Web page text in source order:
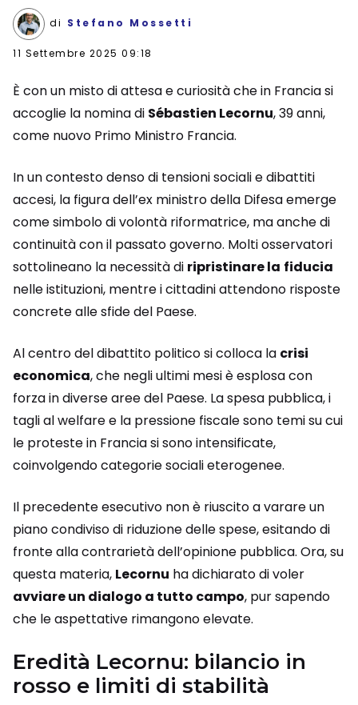
di Stefano Mossetti
11 Settembre 2025 09:18
È con un misto di attesa e curiosità che in Francia si
accoglie la nomina di Sébastien Lecornu, 39 anni,
come nuovo Primo Ministro Francia.
In un contesto denso di tensioni sociali e dibattiti
accesi, la figura dell’ex ministro della Difesa emerge
come simbolo di volontà riformatrice, ma anche di
continuità con il passato governo. Molti osservatori
sottolineano la necessità di ripristinare la fiducia
nelle istituzioni, mentre i cittadini attendono risposte
concrete alle sfide del Paese.
Al centro del dibattito politico si colloca la crisi
economica, che negli ultimi mesi è esplosa con
forza in diverse aree del Paese. La spesa pubblica, i
tagli al welfare e la pressione fiscale sono temi su cui
le proteste in Francia si sono intensificate,
coinvolgendo categorie sociali eterogenee.
Il precedente esecutivo non è riuscito a varare un
piano condiviso di riduzione delle spese, esitando di
fronte alla contrarietà dell’opinione pubblica. Ora, su
questa materia, Lecornu ha dichiarato di voler
avviare un dialogo a tutto campo, pur sapendo
che le aspettative rimangono elevate.
Eredità Lecornu: bilancio in
rosso e limiti di stabilità